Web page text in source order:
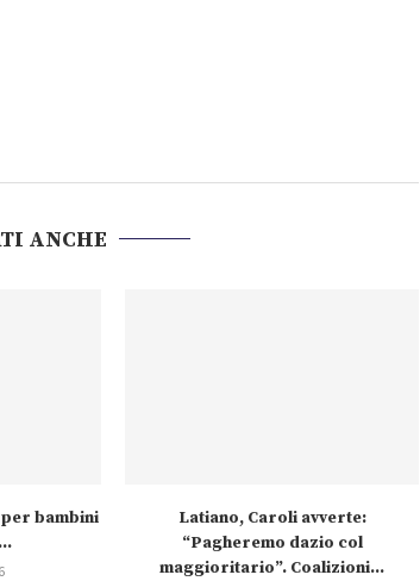
ANCHE
bambini
Latiano, Caroli avverte:
“Pagheremo dazio col
maggioritario”. Coalizioni...